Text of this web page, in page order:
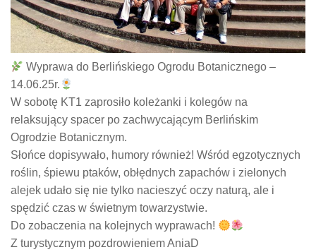
Wyprawa do Berlińskiego Ogrodu Botanicznego –
14.06.25r.
W sobotę KT1 zaprosiło koleżanki i kolegów na
relaksujący spacer po zachwycającym Berlińskim
Ogrodzie Botanicznym.
Słońce dopisywało, humory również! Wśród egzotycznych
roślin, śpiewu ptaków, obłędnych zapachów i zielonych
alejek udało się nie tylko nacieszyć oczy naturą, ale i
spędzić czas w świetnym towarzystwie.
Do zobaczenia na kolejnych wyprawach!
Z turystycznym pozdrowieniem AniaD